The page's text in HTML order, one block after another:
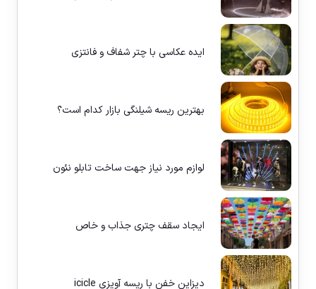
ایده عکاسی با چتر شفاف و فانتزی
بهترین ریسه شیلنگی بازار کدام است؟
لوازم مورد نیاز جهت ساخت تابلو نئون
ایجاد سقف چتری جذاب و خاص
دیزاین خفن با ریسه آویزی icicle